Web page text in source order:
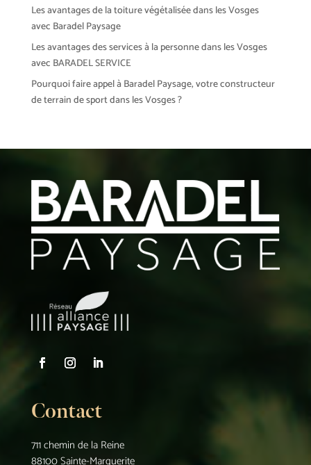
Les avantages de la toiture végétalisée dans les Vosges
avec Baradel Paysage
Les avantages des services à la personne dans les Vosges
avec BARADEL SERVICE
Pourquoi faire appel à Baradel Paysage, votre constructeur
de terrain de sport dans les Vosges ?
Contact
711 chemin de la Reine
88100 Sainte-Marguerite